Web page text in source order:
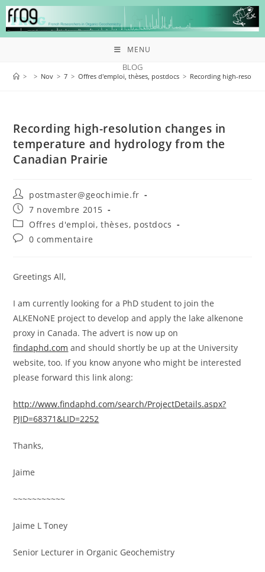
MENU
BLOG
> > Nov > 7 > Offres d'emploi, thèses, postdocs > Recording high-
Recording high-resolution changes in
temperature and hydrology from the
Canadian Prairie
postmaster@geochimie.fr
7 novembre 2015
Offres d'emploi, thèses, postdocs
0 commentaire
Greetings All,
I am currently looking for a PhD student to join the
ALKENoNE project to develop and apply the lake alkenone
proxy in Canada. The advert is now up on
findaphd.com and should shortly be up at the University
website, too. If you know anyone who might be interested
please forward this link along:
http://www.findaphd.com/search/ProjectDetails.aspx?
PJID=68371&LID=2252
Thanks,
Jaime
~~~~~~~~~~~
Jaime L Toney
Senior Lecturer in Organic Geochemistry